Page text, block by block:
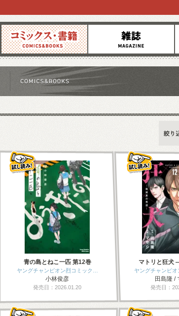
コミックス 雑誌
新刊情報
青の島とねこ一匹 第12巻
ヤングチャンピオン烈コミック…
小林俊彦
発売日：2026.01.20
マトリと狂犬
ヤングチャンピオ
田島隆 /
発売日：